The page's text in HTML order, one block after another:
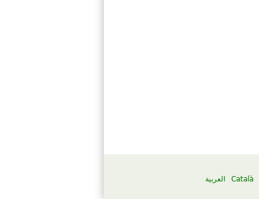
العربية Català